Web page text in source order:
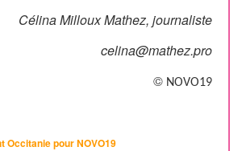
Célina Milloux Mathez, journaliste
celina@mathez.pro
© NOVO19
Occitanie pour NOVO19